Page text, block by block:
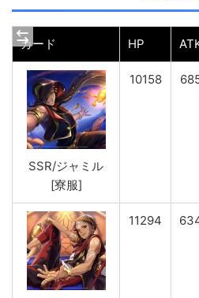
カード HP
SSR/ジャミル
[寮服]
10158
11294